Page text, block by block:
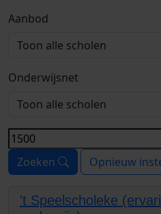
Aanbod
Onderwijsnet
Zoeken Opnieuw
't Speelscholeke